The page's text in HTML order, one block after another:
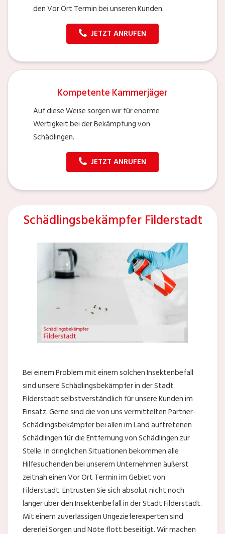
den Vor Ort Termin bei unseren Kunden.
JETZT ANRUFEN
Kompetente Kammerjäger
Auf diese Weise sorgen wir für enorme
Wertigkeit bei der Bekämpfung von
Schädlingen.
JETZT ANRUFEN
Schädlingsbekämpfer Filderstadt
Bei einem Problem mit einem solchen Insektenbefall
sind unsere Schädlingsbekämpfer in der Stadt
Filderstadt selbstverständlich für unsere Kunden im
Einsatz. Gerne sind die von uns vermittelten Partner-
Schädlingsbekämpfer bei allen im Land auftretenen
Schädlingen für die Entfernung von Schädlingen zur
Stelle. In dringlichen Situationen bekommen alle
Hilfesuchenden bei unserem Unternehmen äußerst
zeitnah einen Vor Ort Termin im Gebiet von
Filderstadt. Entrüsten Sie sich absolut nicht noch
länger über den Insektenbefall in der Stadt Filderstadt.
Mit einem zuverlässigen Ungezieferexperten sind
dererlei Sorgen und Nöte flott beseitigt. Wir machen